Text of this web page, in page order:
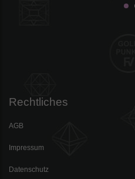
Rechtliches
AGB
Impressum
Datenschutz